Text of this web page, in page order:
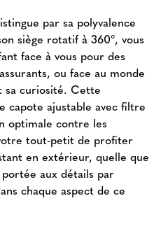
par sa polyvalence
siège rotatif à 360°, vous
face à vous pour des
ou face au monde
sa curiosité. Cette
capote ajustable avec filtre
optimale contre les
tout-petit de profiter
en extérieur, quelle que
aux détails par
chaque aspect de ce